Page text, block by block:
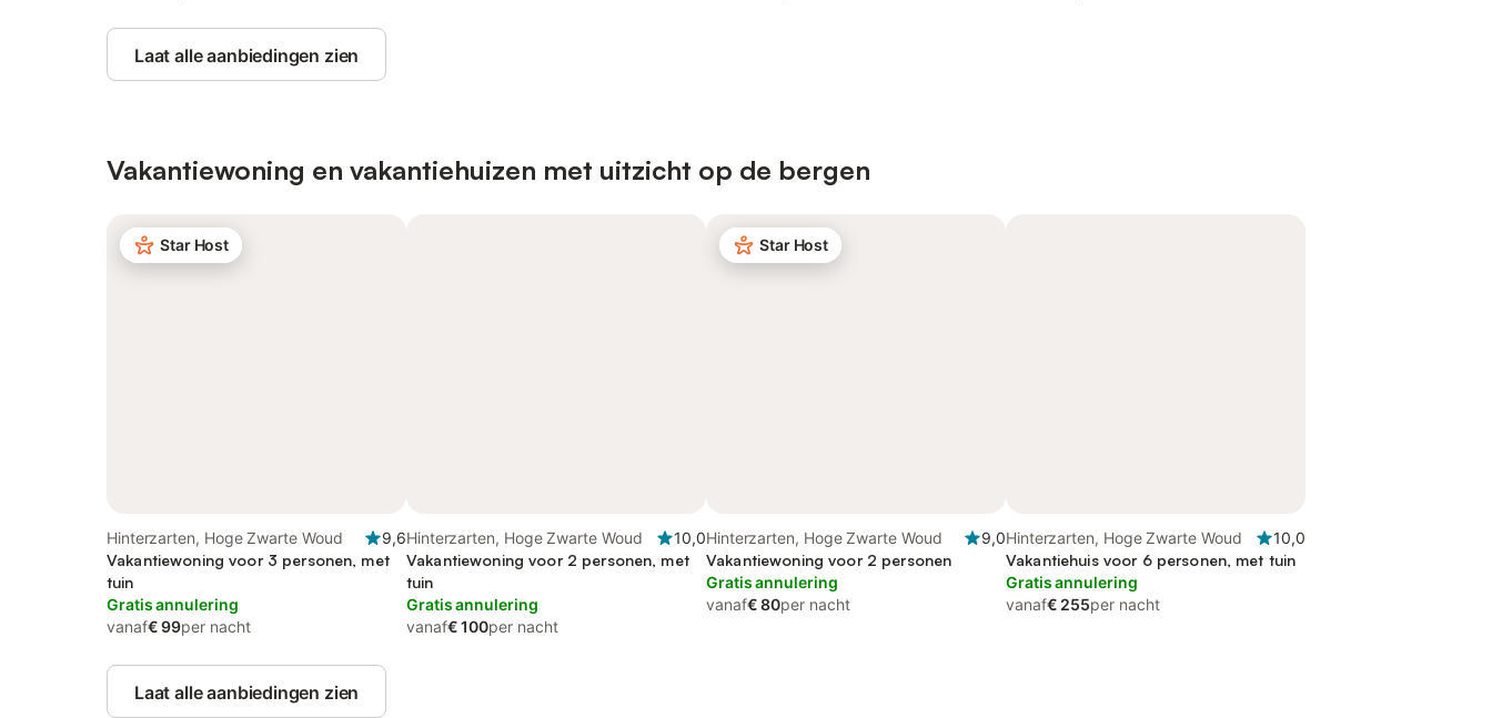
Laat alle aanbiedingen zien
Vakantiewoning en vakantiehuizen met uitzicht op de bergen
Star Host
Hinterzarten, Hoge Zwarte Woud
9,6
Vakantiewoning voor 3 personen, met
tuin
Gratis annulering
vanaf€ 99per nacht
Hinterzarten, Hoge Zwarte Woud
10,0
Vakantiewoning voor 2 personen, met
tuin
Gratis annulering
vanaf€ 100per nacht
Star Host
Hinterzarten, Hoge Zwarte Woud
9,0
Vakantiewoning voor 2 personen
Gratis annulering
vanaf€ 80per nacht
Hinterzarten, Hoge Zwarte Woud
10,0
Vakantiehuis voor 6 personen, met tuin
Gratis annulering
vanaf€ 255per nacht
Laat alle aanbiedingen zien